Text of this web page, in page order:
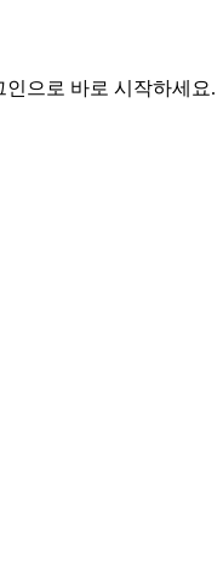
인으로 바로 시작하세요.